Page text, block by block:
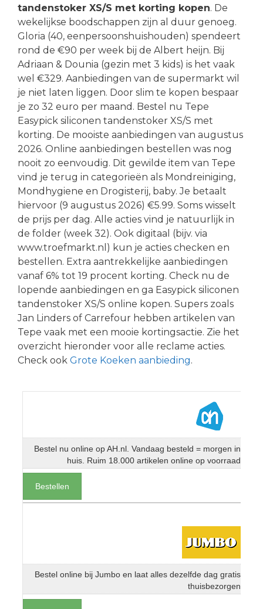
tandenstoker XS/S met korting kopen. De
wekelijkse boodschappen zijn al duur genoeg.
Gloria (40, eenpersoonshuishouden) spendeert
rond de €90 per week bij de Albert heijn. Bij
Adriaan & Dounia (gezin met 3 kids) is het vaak
wel €329. Aanbiedingen van de supermarkt wil
je niet laten liggen. Door slim te kopen bespaar
je zo 32 euro per maand. Bestel nu Tepe
Easypick siliconen tandenstoker XS/S met
korting. De mooiste aanbiedingen van augustus
2026. Online aanbiedingen bestellen was nog
nooit zo eenvoudig. Dit gewilde item van Tepe
vind je terug in categorieën als Mondreiniging,
Mondhygiene en Drogisterij, baby. Je betaalt
hiervoor (9 augustus 2026) €5.99. Soms wisselt
de prijs per dag. Alle acties vind je natuurlijk in
de folder (week 32). Ook digitaal (bijv. via
www.troefmarkt.nl) kun je acties checken en
bestellen. Extra aantrekkelijke aanbiedingen
vanaf 6% tot 19 procent korting. Check nu de
lopende aanbiedingen en ga Easypick siliconen
tandenstoker XS/S online kopen. Supers zoals
Jan Linders of Carrefour hebben artikelen van
Tepe vaak met een mooie kortingsactie. Zie het
overzicht hieronder voor alle reclame acties.
Check ook Grote Koeken aanbieding.
Bestel nu online op AH.nl. Vandaag besteld = morgen in
huis. Ruim 18.000 artikelen online op voorraad
Bestellen
Bestel online bij Jumbo en laat alles dezelfde dag gratis
thuisbezorgen